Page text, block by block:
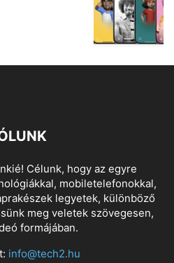
Célunk, hogy az egyre
mobiletelefonokkal,
legyetek, különböző
meg veletek szövegesen,
formájában.
info@tech2.hu